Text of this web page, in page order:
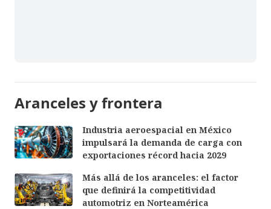
Aranceles y frontera
Industria aeroespacial en México
impulsará la demanda de carga con
exportaciones récord hacia 2029
Más allá de los aranceles: el factor
que definirá la competitividad
automotriz en Norteamérica